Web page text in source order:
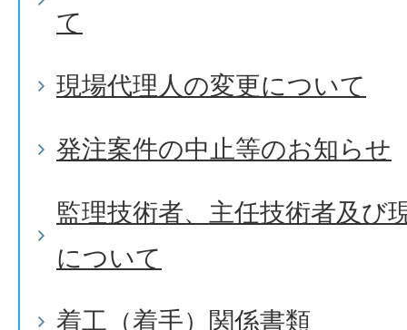
て
現場代理人の変更について
発注案件の中止等のお知らせ
監理技術者、主任技術者及び
について
着工（着手）関係書類